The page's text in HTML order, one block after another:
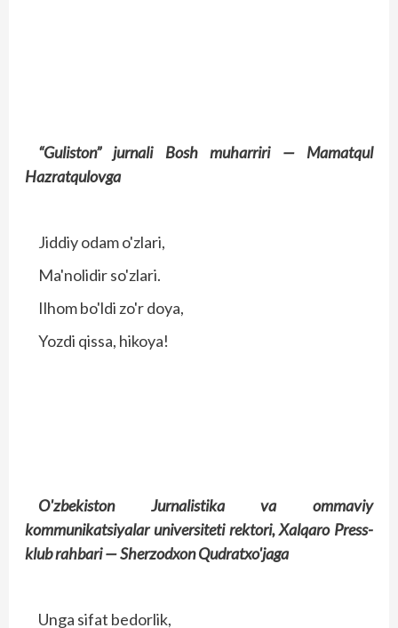
“Guliston” jurnali Bosh muharriri — Mamatqul
Hazratqulovga
Jiddiy odam o'zlari,
Ma'nolidir so'zlari.
Ilhom bo'ldi zo'r doya,
Yozdi qissa, hikoya!
O'zbekiston Jurnalistika va ommaviy
kommunikatsiyalar universiteti rektori,Xalqaro Press-
klub rahbari — Sherzodxon Qudratxo'jaga
Unga sifat bedorlik,